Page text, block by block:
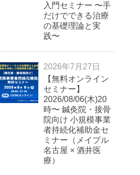
入門セミナー 〜手
だけでできる治療
の基礎理論と実
践〜
2026年7月27日
【無料オンライン
セミナー】
2026/08/06(木)20
時〜 鍼灸院・接骨
院向け 小規模事業
者持続化補助金セ
ミナー（メイプル
名古屋 × 酒井医
療）